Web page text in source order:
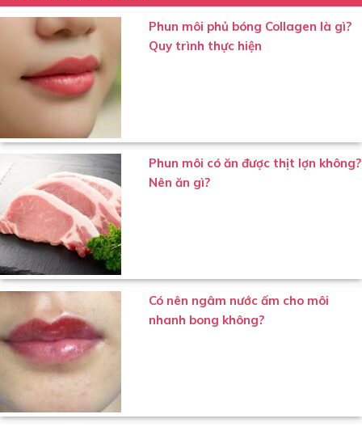
Phun môi phủ bóng Collagen là gì?
Quy trình thực hiện
Phun môi có ăn được thịt lợn không?
Nên ăn gì?
Có nên ngâm nước ấm cho môi
nhanh bong không?